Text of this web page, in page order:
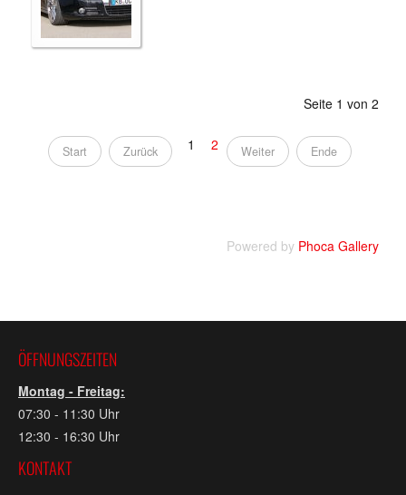
Seite 1 von 2
Start Zurück 1 2 Weiter Ende
Powered by Phoca Gallery
ÖFFNUNGSZEITEN
Montag - Freitag:
07:30 - 11:30 Uhr
12:30 - 16:30 Uhr
KONTAKT